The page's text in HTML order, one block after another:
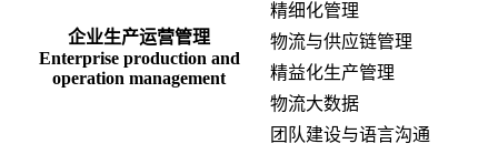
企业生产运营管理
Enterprise production and
operation management
精细化管理
物流与供应链管理
精益化生产管理
物流大数据
团队建设与语言沟通